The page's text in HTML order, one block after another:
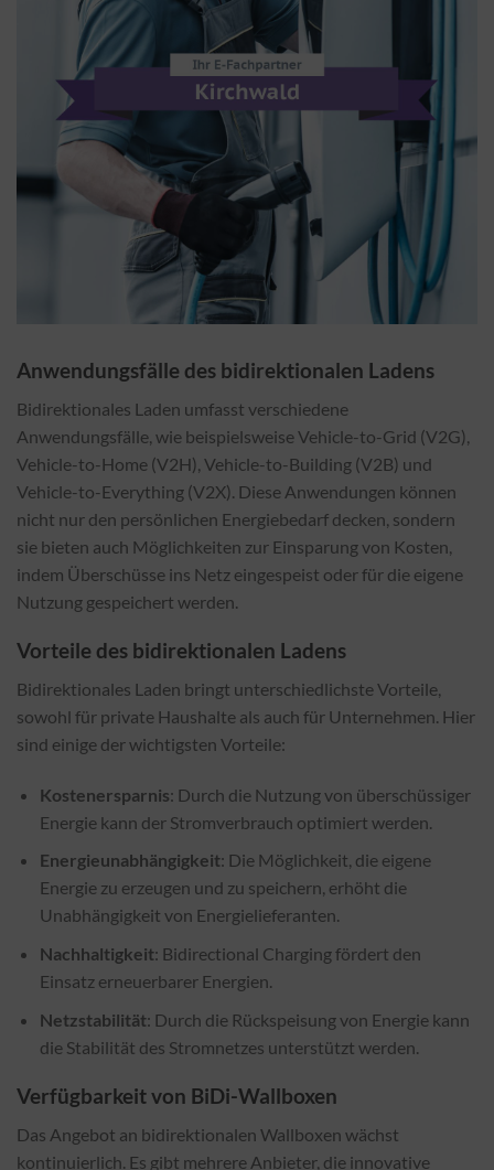
Anwendungsfälle des bidirektionalen Ladens
Bidirektionales Laden umfasst verschiedene
Anwendungsfälle, wie beispielsweise Vehicle-to-Grid (V2G),
Vehicle-to-Home (V2H), Vehicle-to-Building (V2B) und
Vehicle-to-Everything (V2X). Diese Anwendungen können
nicht nur den persönlichen Energiebedarf decken, sondern
sie bieten auch Möglichkeiten zur Einsparung von Kosten,
indem Überschüsse ins Netz eingespeist oder für die eigene
Nutzung gespeichert werden.
Vorteile des bidirektionalen Ladens
Bidirektionales Laden bringt unterschiedlichste Vorteile,
sowohl für private Haushalte als auch für Unternehmen. Hier
sind einige der wichtigsten Vorteile:
Kostenersparnis: Durch die Nutzung von überschüssiger
Energie kann der Stromverbrauch optimiert werden.
Energieunabhängigkeit: Die Möglichkeit, die eigene
Energie zu erzeugen und zu speichern, erhöht die
Unabhängigkeit von Energielieferanten.
Nachhaltigkeit: Bidirectional Charging fördert den
Einsatz erneuerbarer Energien.
Netzstabilität: Durch die Rückspeisung von Energie kann
die Stabilität des Stromnetzes unterstützt werden.
Verfügbarkeit von BiDi-Wallboxen
Das Angebot an bidirektionalen Wallboxen wächst
kontinuierlich. Es gibt mehrere Anbieter, die innovative